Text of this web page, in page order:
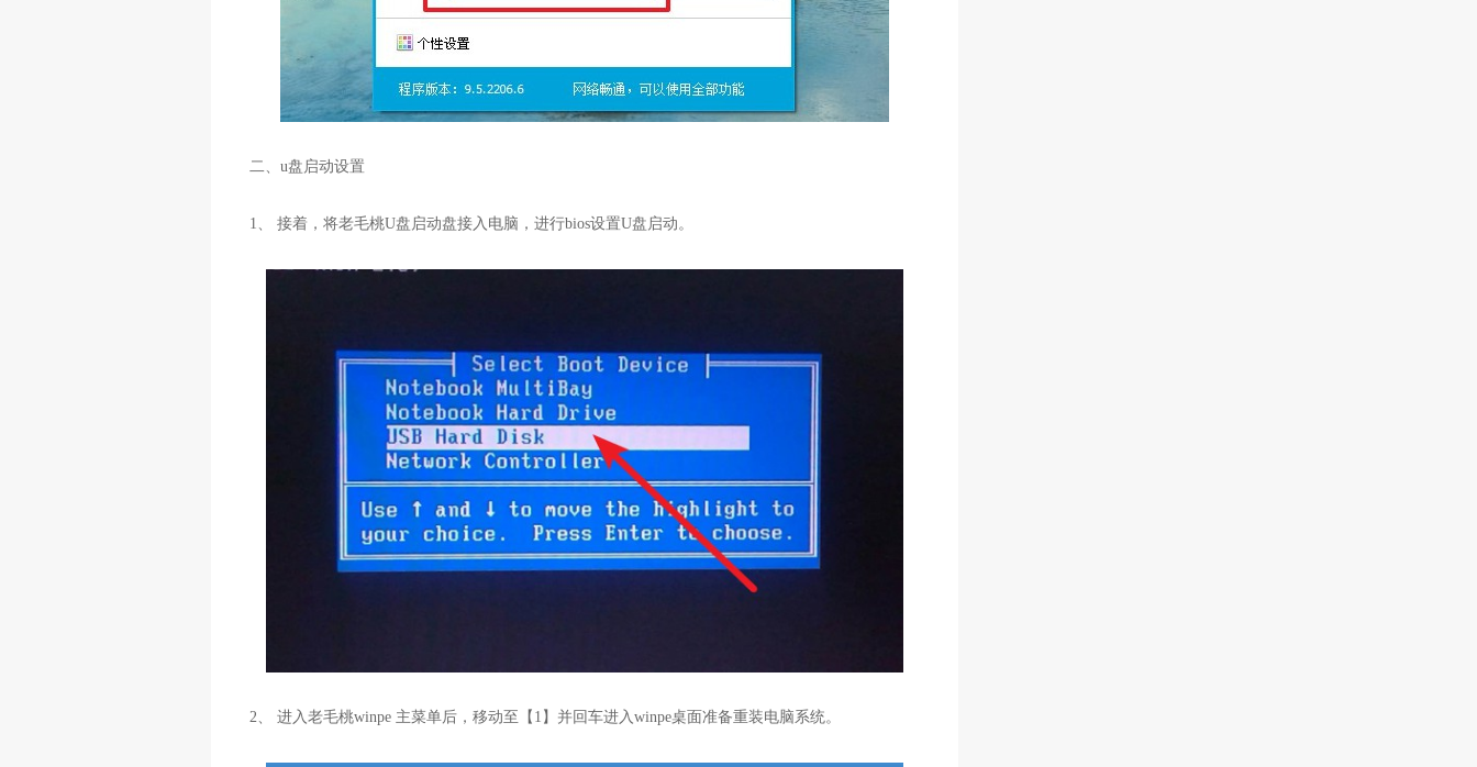
二、u盘启动设置
1、 接着，将老毛桃U盘启动盘接入电脑，进行bios设置U盘启动。
2、 进入老毛桃winpe 主菜单后，移动至【1】并回车进入winpe桌面准备重装电脑系统。